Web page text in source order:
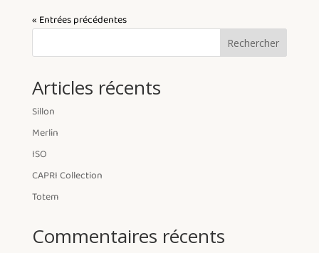
« Entrées précédentes
Rechercher
Articles récents
Sillon
Merlin
ISO
CAPRI Collection
Totem
Commentaires récents